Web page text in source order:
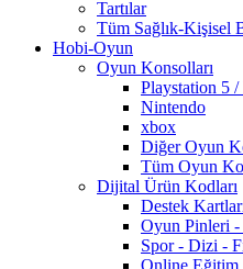
Tartılar
Tüm Sağlık-Kişisel
Hobi-Oyun
Oyun Konsolları
Playstation 5 /
Nintendo
xbox
Diğer Oyun
Tüm Oyun
Dijital Ürün Kodları
Destek
Oyun Pinleri
Spor - Dizi -
Online Eğitim